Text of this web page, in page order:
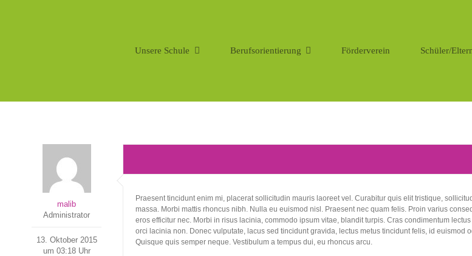
Unsere Schule Berufsorientierung Förderverein Schüler/
malib
Administrator
13. Oktober 2015
um 03:18 Uhr
Praesent tincidunt enim mi, placerat sollicitudin mauris laoreet vel. Curabitur quis elit tristique,
massa. Morbi mattis rhoncus nibh. Nulla eu euismod nisl. Praesent nec quam felis. Proin varius
eros efficitur nec. Morbi in risus lacinia, commodo ipsum vitae, blandit turpis. Cras condimentum
orci lacinia non. Donec vulputate, lacus sed tincidunt gravida, lectus metus tincidunt felis, id euismod
Quisque quis semper neque. Vestibulum a tempus dui, eu rhoncus arcu.